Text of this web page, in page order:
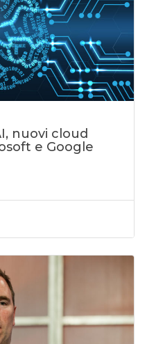
nuovi cloud
e Google